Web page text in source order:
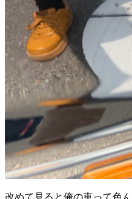
改めて見ると俺の車って色